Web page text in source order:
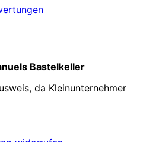
Bastelkeller
da Kleinunternehmer